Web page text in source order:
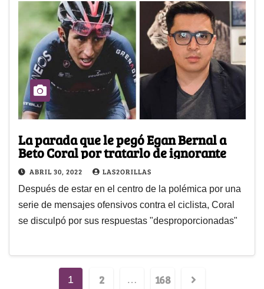
La parada que le pegó Egan Bernal a
Beto Coral por tratarlo de ignorante
ABRIL 30, 2022 LAS2ORILLAS
Después de estar en el centro de la polémica por una
serie de mensajes ofensivos contra el ciclista, Coral
se disculpó por sus respuestas "desproporcionadas"
1 2 … 168